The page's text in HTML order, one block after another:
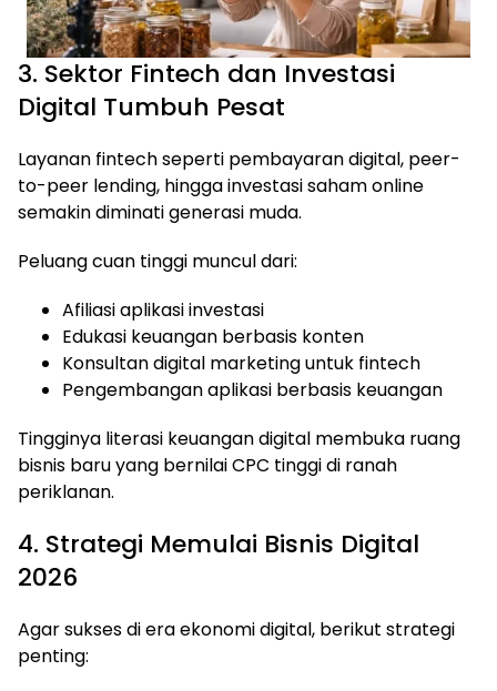
3. Sektor Fintech dan Investasi
Digital Tumbuh Pesat
Layanan fintech seperti pembayaran digital, peer-
to-peer lending, hingga investasi saham online
semakin diminati generasi muda.
Peluang cuan tinggi muncul dari:
Afiliasi aplikasi investasi
Edukasi keuangan berbasis konten
Konsultan digital marketing untuk fintech
Pengembangan aplikasi berbasis keuangan
Tingginya literasi keuangan digital membuka ruang
bisnis baru yang bernilai CPC tinggi di ranah
periklanan.
4. Strategi Memulai Bisnis Digital
2026
Agar sukses di era ekonomi digital, berikut strategi
penting: